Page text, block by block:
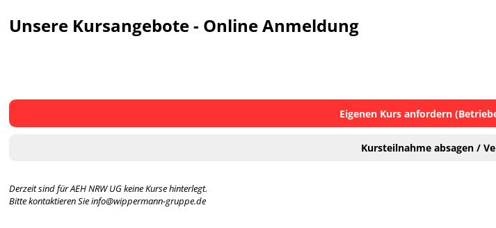
Unsere Kursangebote - Online Anmeldung
Eigenen Kurs anfordern
Kursteilnahme absagen /
Derzeit sind für AEH NRW UG keine Kurse hinterlegt.
Bitte kontaktieren Sie info@wippermann-gruppe.de